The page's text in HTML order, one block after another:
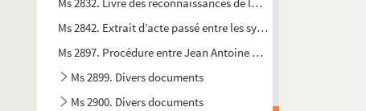
Ms 2842. Extrait d’acte passé entre les syndics du Corps de
Ms 2897. Procédure entre Jean Antoine Marchand tanneur de
Ms 2899. Divers documents
Ms 2900. Divers documents